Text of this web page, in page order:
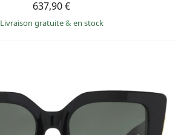
637,90 €
Livraison gratuite& en stock